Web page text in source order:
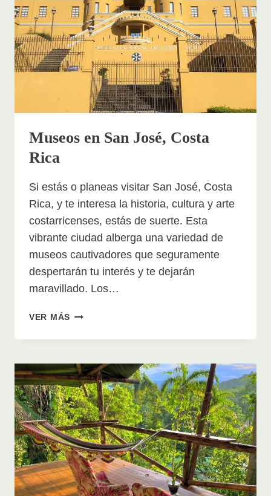
Museos en San José, Costa
Rica
Si estás o planeas visitar San José, Costa
Rica, y te interesa la historia, cultura y arte
costarricenses, estás de suerte. Esta
vibrante ciudad alberga una variedad de
museos cautivadores que seguramente
despertarán tu interés y te dejarán
maravillado. Los…
VER MÁS MUSEOS
SAN
COSTA
RICA